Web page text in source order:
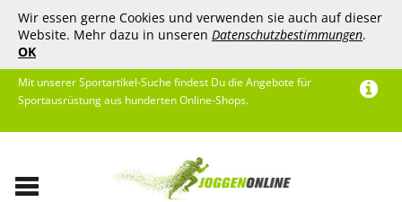
Wir essen gerne Cookies und verwenden sie auch auf dieser
Website. Mehr dazu in unseren Datenschutzbestimmungen.
OK
Mit unserer Sportartikel-Suche findest Du die Angebote für
Sportausrüstung aus hunderten Online-Shops.